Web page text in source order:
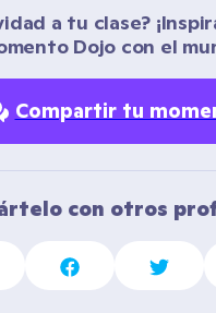
a tu clase?
Dojo con el
Compartir tu
con otros